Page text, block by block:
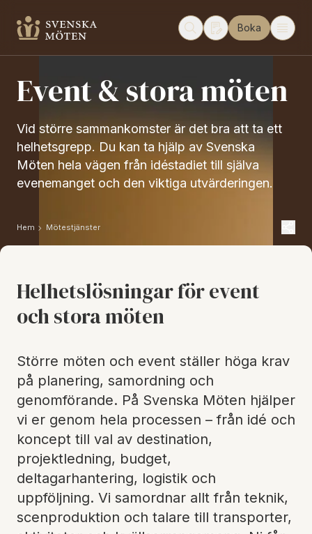
Boka
Event & stora möten
Vid större sammankomster är det bra att ta ett
helhetsgrepp. Du kan ta hjälp av Svenska
Möten hela vägen från idéstadiet till själva
evenemanget och den viktiga utvärderingen.
Hem Mötestjänster
Helhetslösningar för event
och stora möten
Större möten och event ställer höga krav
på planering, samordning och
genomförande. På Svenska Möten hjälper
vi er genom hela processen – från idé och
koncept till val av destination,
projektledning, budget,
deltagarhantering, logistik och
uppföljning. Vi samordnar allt från teknik,
scenproduktion och talare till transporter,